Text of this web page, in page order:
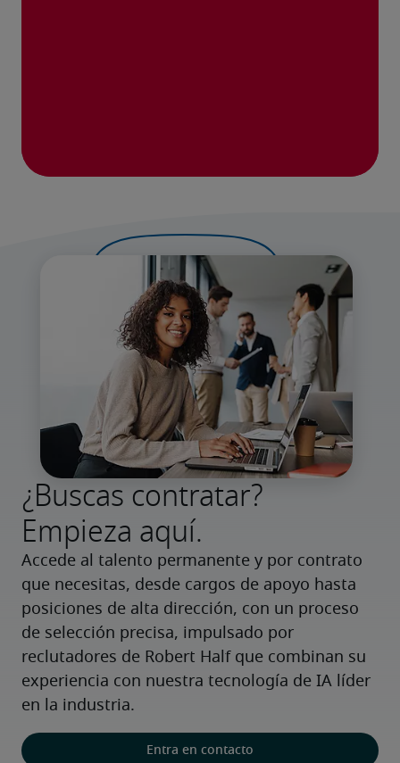
¿Buscas contratar?
Empieza aquí.
Accede al talento permanente y por contrato
que necesitas, desde cargos de apoyo hasta
posiciones de alta dirección, con un proceso
de selección precisa, impulsado por
reclutadores de Robert Half que combinan su
experiencia con nuestra tecnología de IA líder
en la industria.
Entra en contacto